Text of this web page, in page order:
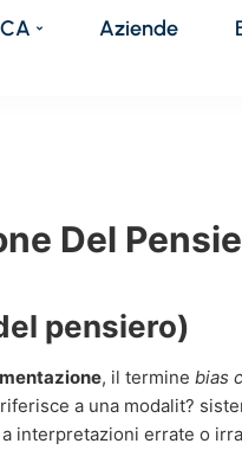
Aziende
Del
pensiero)
, il termine bias
a una modalit?
interpretazioni errate o